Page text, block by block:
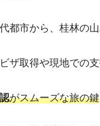
都市から、桂林の
ザ取得や現地での
がスムーズな旅の鍵